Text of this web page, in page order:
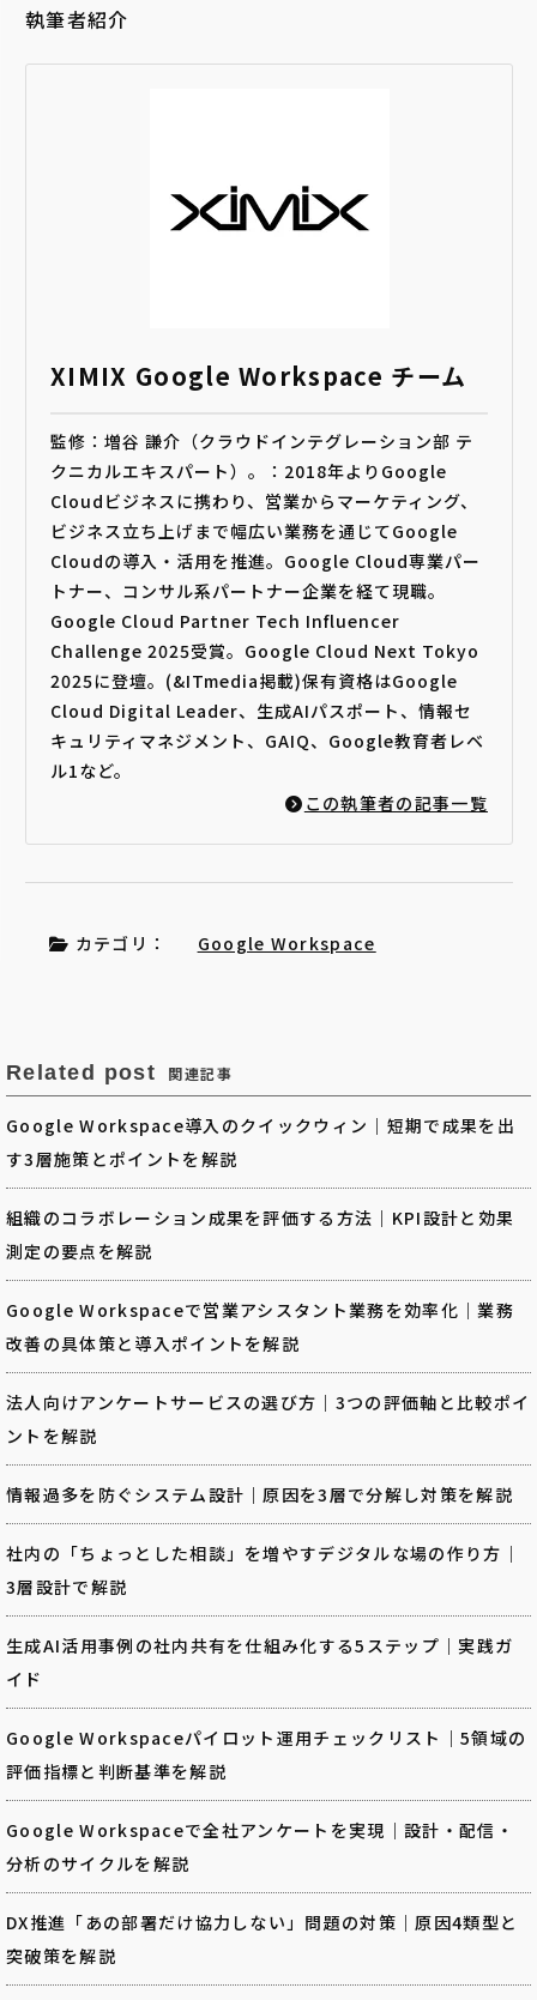
執筆者紹介
XIMIX Google Workspace チーム
監修：増谷 謙介（クラウドインテグレーション部 テ
クニカルエキスパート）。：2018年よりGoogle
Cloudビジネスに携わり、営業からマーケティング、
ビジネス立ち上げまで幅広い業務を通じてGoogle
Cloudの導入・活用を推進。Google Cloud専業パー
トナー、コンサル系パートナー企業を経て現職。
Google Cloud Partner Tech Influencer
Challenge 2025受賞。Google Cloud Next Tokyo
2025に登壇。(&ITmedia掲載)保有資格はGoogle
Cloud Digital Leader、生成AIパスポート、情報セ
キュリティマネジメント、GAIQ、Google教育者レベ
ル1など。
この執筆者の記事一覧
カテゴリ： Google Workspace
Related post 関連記事
Google Workspace導入のクイックウィン｜短期で成果を出
す3層施策とポイントを解説
組織のコラボレーション成果を評価する方法｜KPI設計と効果
測定の要点を解説
Google Workspaceで営業アシスタント業務を効率化｜業務
改善の具体策と導入ポイントを解説
法人向けアンケートサービスの選び方｜3つの評価軸と比較ポイ
ントを解説
情報過多を防ぐシステム設計｜原因を3層で分解し対策を解説
社内の「ちょっとした相談」を増やすデジタルな場の作り方｜
3層設計で解説
生成AI活用事例の社内共有を仕組み化する5ステップ｜実践ガ
イド
Google Workspaceパイロット運用チェックリスト｜5領域の
評価指標と判断基準を解説
Google Workspaceで全社アンケートを実現｜設計・配信・
分析のサイクルを解説
DX推進「あの部署だけ協力しない」問題の対策｜原因4類型と
突破策を解説